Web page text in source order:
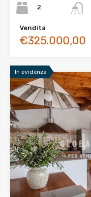
2
Vendita
€325.000,00
In evidenza